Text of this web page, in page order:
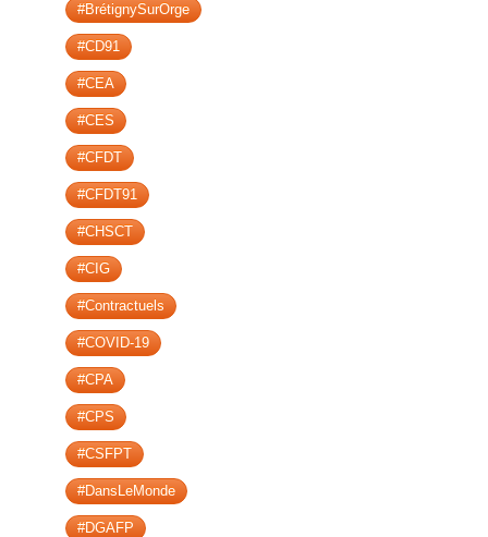
#BrétignySurOrge
#CD91
#CEA
#CES
#CFDT
#CFDT91
#CHSCT
#CIG
#Contractuels
#COVID-19
#CPA
#CPS
#CSFPT
#DansLeMonde
#DGAFP